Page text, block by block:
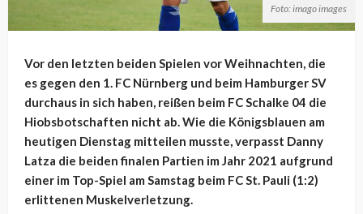
Foto: imago images
Vor den letzten beiden Spielen vor Weihnachten, die
es gegen den 1. FC Nürnberg und beim Hamburger SV
durchaus in sich haben, reißen beim FC Schalke 04 die
Hiobsbotschaften nicht ab. Wie die Königsblauen am
heutigen Dienstag mitteilen musste, verpasst Danny
Latza die beiden finalen Partien im Jahr 2021 aufgrund
einer im Top-Spiel am Samstag beim FC St. Pauli (1:2)
erlittenen Muskelverletzung.